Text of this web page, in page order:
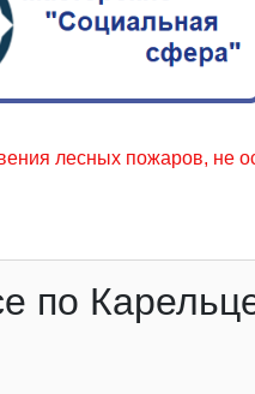
пожаров, не
по